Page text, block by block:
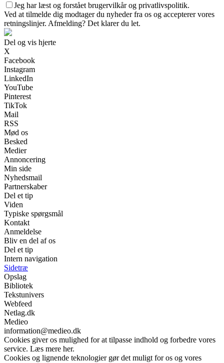
Jeg har læst og forstået brugervilkår og privatlivspolitik.
Ved at tilmelde dig modtager du nyheder fra os og accepterer vores
retningslinjer. Afmelding? Det klarer du let.
Del og vis hjerte
X
Facebook
Instagram
LinkedIn
YouTube
Pinterest
TikTok
Mail
RSS
Mød os
Besked
Medier
Annoncering
Min side
Nyhedsmail
Partnerskaber
Del et tip
Viden
Typiske spørgsmål
Kontakt
Anmeldelse
Bliv en del af os
Del et tip
Intern navigation
Sidetræ
Opslag
Bibliotek
Tekstunivers
Webfeed
Netlag.dk
Medieo
information@medieo.dk
Cookies giver os mulighed for at tilpasse indhold og forbedre vores
service. Læs mere her.
Cookies og lignende teknologier gør det muligt for os og vores